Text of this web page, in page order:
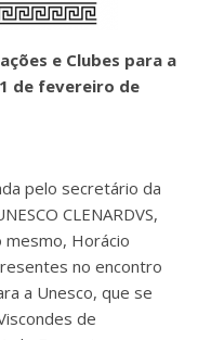
e Clubes para a
de fevereiro de
pelo secretário da
CLENARDVS,
Horácio
no encontro
a Unesco, que se
de